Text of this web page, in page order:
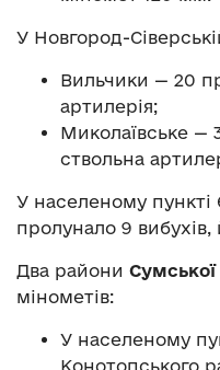
У Новгород-
Вильчики — 20
артилерія;
Миколаївське —
ствольна
У населеному пункті
пролунало 9
Два райони Сумської
мінометів:
У населеному
Конотопського